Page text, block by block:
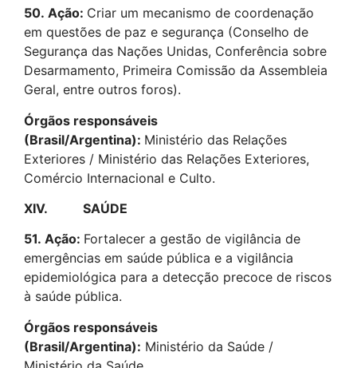
50. Ação: Criar um mecanismo de coordenação
em questões de paz e segurança (Conselho de
Segurança das Nações Unidas, Conferência sobre
Desarmamento, Primeira Comissão da Assembleia
Geral, entre outros foros).
Órgãos responsáveis
(Brasil/Argentina): Ministério das Relações
Exteriores / Ministério das Relações Exteriores,
Comércio Internacional e Culto.
XIV. SAÚDE
51. Ação: Fortalecer a gestão de vigilância de
emergências em saúde pública e a vigilância
epidemiológica para a detecção precoce de riscos
à saúde pública.
Órgãos responsáveis
(Brasil/Argentina): Ministério da Saúde /